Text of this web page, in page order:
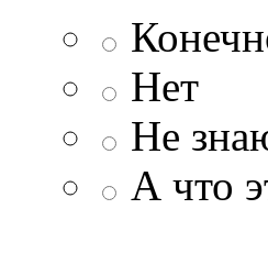
Нет
Не
А что